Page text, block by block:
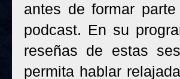
antes de formar
podcast. En su
reseñas de estas
permita hablar